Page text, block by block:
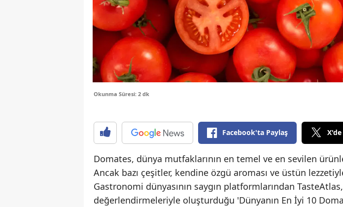
Çankırı
Çorum
Denizli
Diyarbakır
Erzincan
Eskişehir
Gaziantep
Okunma Süresi: 2 dk
Facebook'ta Paylaş
Domates, dünya mutfaklarının en temel ve en sevilen
Ancak bazı çeşitler, kendine özgü aroması ve üstün
Gastronomi dünyasının saygın platformlarından TasteAtlas,
değerlendirmeleriyle oluşturduğu 'Dünyanın En İyi 10